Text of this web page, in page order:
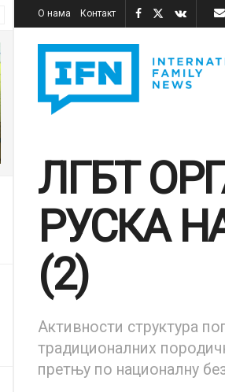
О нама Контакт
ЛГБТ
РУСКА
(2)
Активности структура
традиционалних
претњу по националну